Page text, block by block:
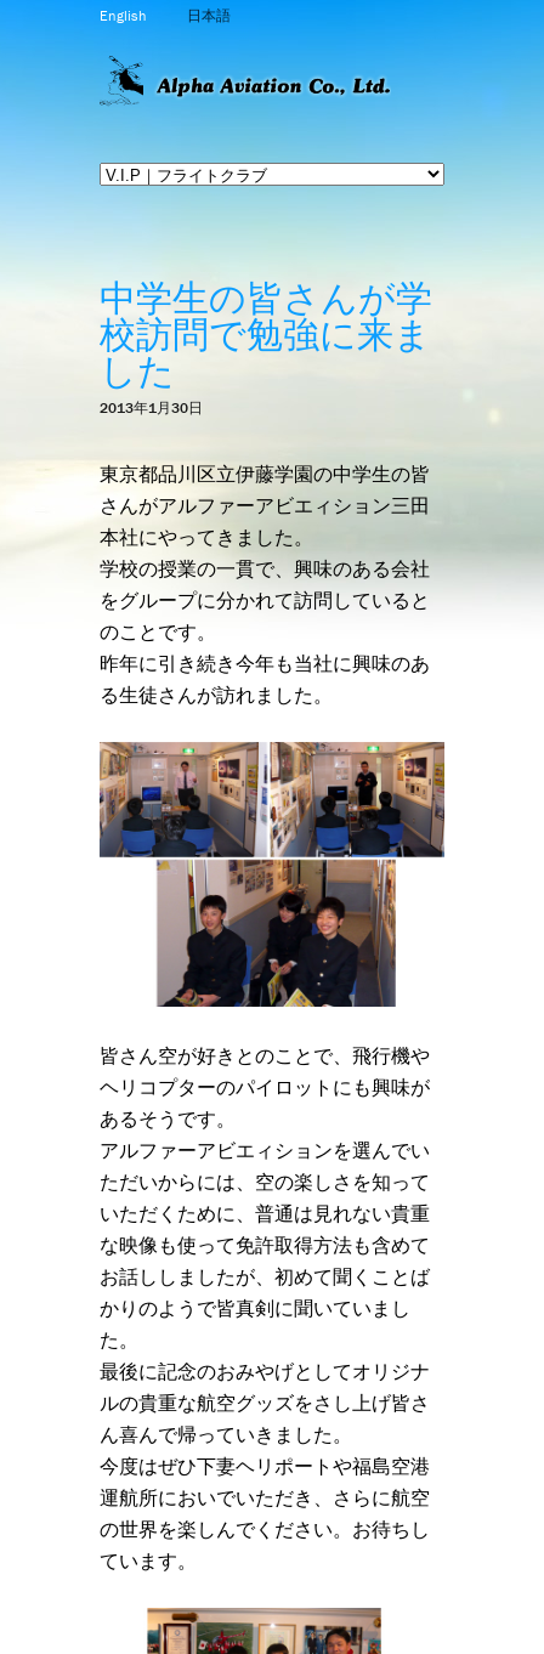
English 日本語
中学生の皆さんが学
校訪問で勉強に来ま
した
2013年1月30日
東京都品川区立伊藤学園の中学生の皆
さんがアルファーアビエィション三田
本社にやってきました。
学校の授業の一貫で、興味のある会社
をグループに分かれて訪問していると
のことです。
昨年に引き続き今年も当社に興味のあ
る生徒さんが訪れました。
皆さん空が好きとのことで、飛行機や
ヘリコプターのパイロットにも興味が
あるそうです。
アルファーアビエィションを選んでい
ただいからには、空の楽しさを知って
いただくために、普通は見れない貴重
な映像も使って免許取得方法も含めて
お話ししましたが、初めて聞くことば
かりのようで皆真剣に聞いていまし
た。
最後に記念のおみやげとしてオリジナ
ルの貴重な航空グッズをさし上げ皆さ
ん喜んで帰っていきました。
今度はぜひ下妻ヘリポートや福島空港
運航所においでいただき、さらに航空
の世界を楽しんでください。お待ちし
ています。